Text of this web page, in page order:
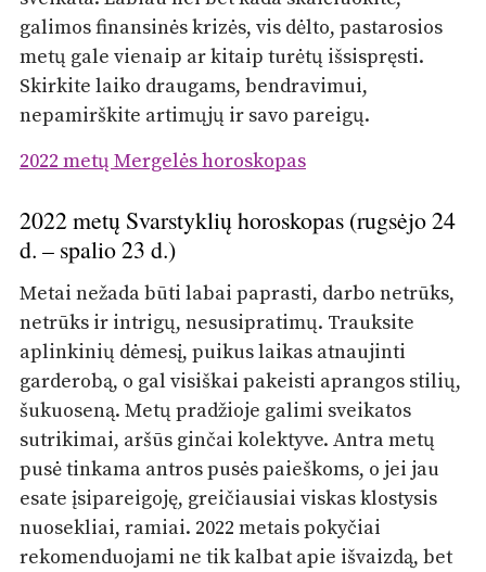
galimos finansinės krizės, vis dėlto, pastarosios
metų gale vienaip ar kitaip turėtų išsispręsti.
Skirkite laiko draugams, bendravimui,
nepamirškite artimųjų ir savo pareigų.
2022 metų Mergelės horoskopas
2022 metų Svarstyklių horoskopas (rugsėjo 24
d. – spalio 23 d.)
Metai nežada būti labai paprasti, darbo netrūks,
netrūks ir intrigų, nesusipratimų. Trauksite
aplinkinių dėmesį, puikus laikas atnaujinti
garderobą, o gal visiškai pakeisti aprangos stilių,
šukuoseną. Metų pradžioje galimi sveikatos
sutrikimai, aršūs ginčai kolektyve. Antra metų
pusė tinkama antros pusės paieškoms, o jei jau
esate įsipareigoję, greičiausiai viskas klostysis
nuosekliai, ramiai. 2022 metais pokyčiai
rekomenduojami ne tik kalbat apie išvaizdą, bet